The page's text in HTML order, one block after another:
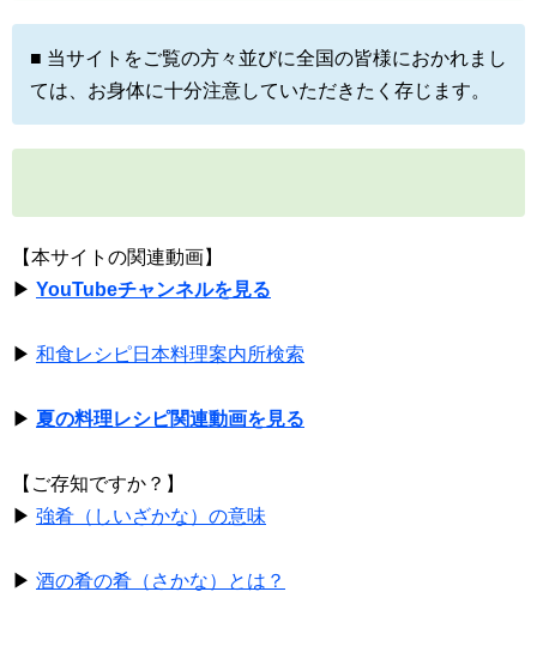
■ 当サイトをご覧の方々並びに全国の皆様におかれまし
ては、お身体に十分注意していただきたく存じます。
【本サイトの関連動画】
▶ YouTubeチャンネルを見る
▶ 和食レシピ日本料理案内所検索
▶ 夏の料理レシピ関連動画を見る
【ご存知ですか？】
▶ 強肴（しいざかな）の意味
▶ 酒の肴の肴（さかな）とは？